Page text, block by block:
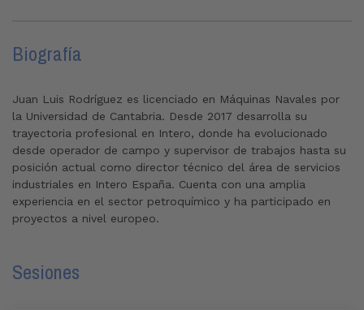
Biografía
Juan Luis Rodríguez es licenciado en Máquinas Navales por
la Universidad de Cantabria. Desde 2017 desarrolla su
trayectoria profesional en Intero, donde ha evolucionado
desde operador de campo y supervisor de trabajos hasta su
posición actual como director técnico del área de servicios
industriales en Intero España. Cuenta con una amplia
experiencia en el sector petroquímico y ha participado en
proyectos a nivel europeo.
Sesiones